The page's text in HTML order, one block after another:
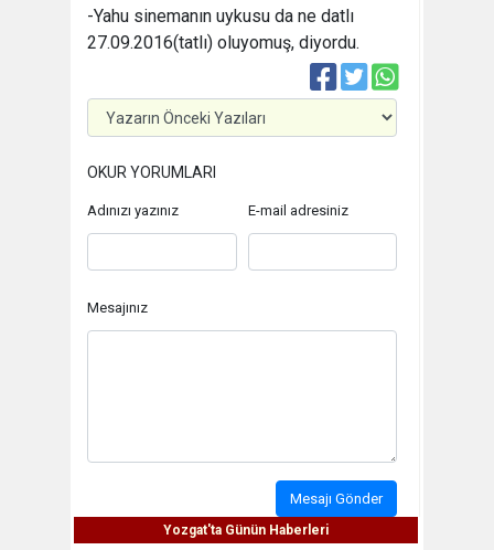
-Yahu sinemanın uykusu da ne datlı
(tatlı) oluyomuş, diyordu.
27.09.2016
OKUR YORUMLARI
Adınızı yazınız E-mail adresiniz
Mesajınız
Mesajı Gönder
Yozgat'ta Günün Haberleri